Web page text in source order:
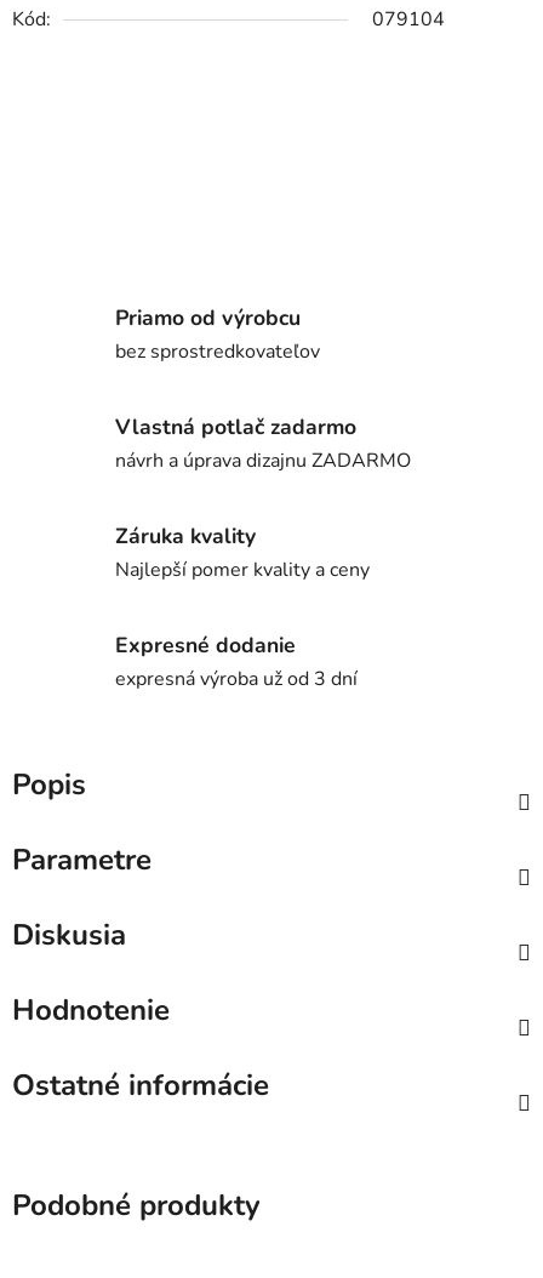
Kód:
079104
Priamo od výrobcu
bez sprostredkovateľov
Vlastná potlač zadarmo
návrh a úprava dizajnu ZADARMO
Záruka kvality
Najlepší pomer kvality a ceny
Expresné dodanie
expresná výroba už od 3 dní
Popis
Parametre
Diskusia
Hodnotenie
Ostatné informácie
Podobné produkty